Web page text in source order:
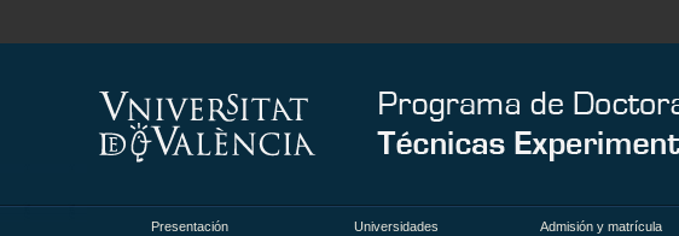
Presentación Universidades Admisión y matrícula